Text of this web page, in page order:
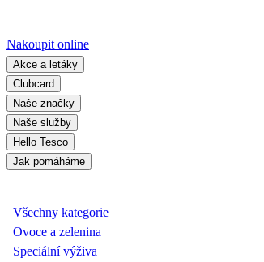
Nakoupit online
Akce a letáky
Clubcard
Naše značky
Naše služby
Hello Tesco
Jak pomáháme
Všechny kategorie
Ovoce a zelenina
Speciální výživa